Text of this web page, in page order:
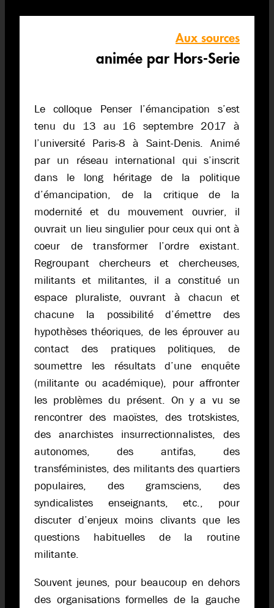
Aux sources
animée par Hors-Serie
Le colloque Penser l’émancipation s’est
tenu du 13 au 16 septembre 2017 à
l’université Paris-8 à Saint-Denis. Animé
par un réseau international qui s’inscrit
dans le long héritage de la politique
d’émancipation, de la critique de la
modernité et du mouvement ouvrier, il
ouvrait un lieu singulier pour ceux qui ont à
coeur de transformer l’ordre existant.
Regroupant chercheurs et chercheuses,
militants et militantes, il a constitué un
espace pluraliste, ouvrant à chacun et
chacune la possibilité d’émettre des
hypothèses théoriques, de les éprouver au
contact des pratiques politiques, de
soumettre les résultats d’une enquête
(militante ou académique), pour affronter
les problèmes du présent. On y a vu se
rencontrer des maoïstes, des trotskistes,
des anarchistes insurrectionnalistes, des
autonomes, des antifas, des
transféministes, des militants des quartiers
populaires, des gramsciens, des
syndicalistes enseignants, etc., pour
discuter d’enjeux moins clivants que les
questions habituelles de la routine
militante.
Souvent jeunes, pour beaucoup en dehors
des organisations formelles de la gauche